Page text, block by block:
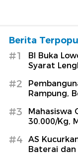
Berita
#1
BI Buka
Syarat
#2
Rampung,
#3
Mahasiswa
30.000/Kg,
#4
AS
Baterai